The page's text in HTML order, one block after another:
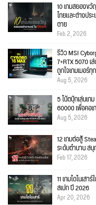
10 เกมสยองข
ไทยและต่างปร
ตาย
Feb 2, 2026
รีวิว MSI
7+RTX 5070 เ
ถูกใจเกมเมอร์ทุ
Aug 5, 2026
5 โน้ตบุ๊กเล่นเก
60000 เพื่อคอเ
Aug 5, 2026
12 เกมต่อสู้
ระดับตำนาน ส
Feb 17, 2026
11 เกมไดโนเส
สเปก ปี 2026
Apr 20, 2026